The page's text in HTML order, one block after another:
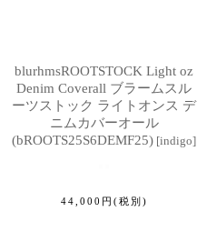
blurhmsROOTSTOCK Light oz
Denim Coverall ブラームスル
ーツストック ライトオンス デ
ニムカバーオール
(bROOTS25S6DEMF25) [indigo]
44,000 円 (税別)